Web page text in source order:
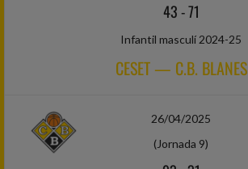
43-71
Infantil masculí 2024-25
CESET — C.B. BLANES
26/04/2025
(Jornada 9)